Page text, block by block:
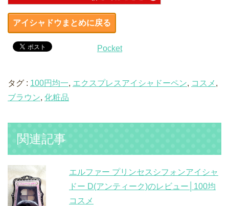
アイシャドウまとめに戻る
Pocket
タグ : 100円均一, エクスプレスアイシャドーペン, コスメ ,
ブラウン, 化粧品
関連記事
エルファー プリンセスシフォンアイシャ
ドー D(アンティーク)のレビュー│100均
コスメ